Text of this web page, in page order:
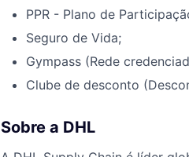
PPR - Plano de
Seguro de Vida;
Gympass (Rede
Clube de desconto
Sobre a DHL